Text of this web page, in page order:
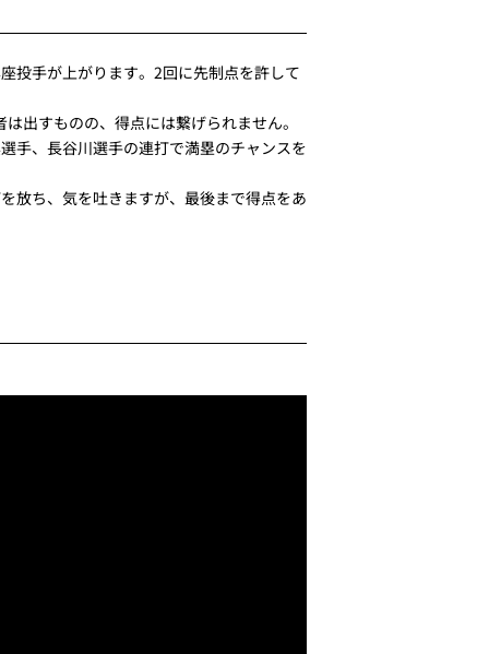
投手が上がります。2回に先制点を許して
出すものの、得点には繋げられません。
手、長谷川選手の連打で満塁のチャンスを
放ち、気を吐きますが、最後まで得点をあ